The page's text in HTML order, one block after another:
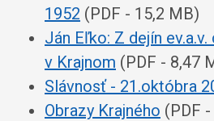
1952 (PDF - 15,2 MB)
Ján Eľko: Z dejín
v Krajnom (PDF - 8,47
Slávnosť - 21.októbra
Obrazy Krajného (PDF